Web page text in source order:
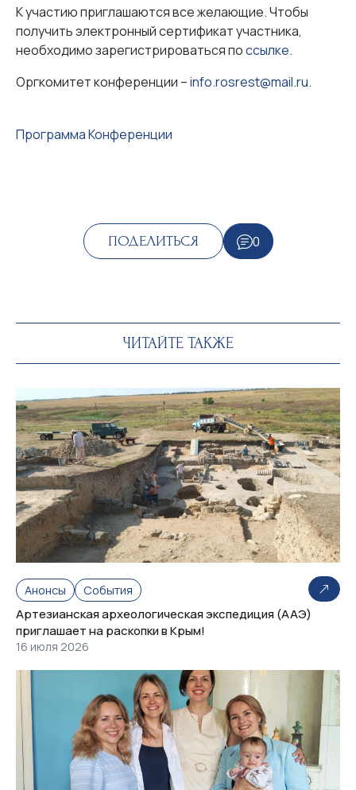
К участию приглашаются все желающие. Чтобы
получить электронный сертификат участника,
необходимо зарегистрироваться поссылке.
Оргкомитет конференции –info.rosrest@mail.ru.
Программа Конференции
ПОДЕЛИТЬСЯ 0
ЧИТАЙТЕ ТАКЖЕ
Анонсы События
Артезианская археологическая экспедиция (ААЭ)
приглашает на раскопки в Крым!
16 июля 2026